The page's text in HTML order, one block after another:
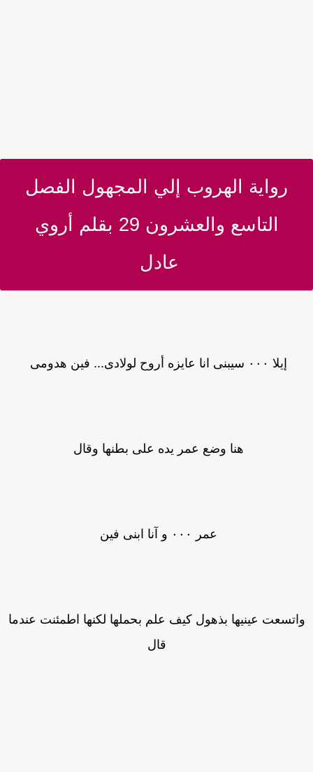
رواية الهروب إلي المجهول الفصل
التاسع والعشرون 29 بقلم أروي
عادل
إيلا ٠٠٠ سيبنى انا عايزه أروح لولادى... فين هدومى
هنا وضع عمر يده على بطنها وقال
عمر ٠٠٠ و آنا ابنى فين
عينيها بذهول كيف علم بحملها لكنها اطمئنت عندما
قال